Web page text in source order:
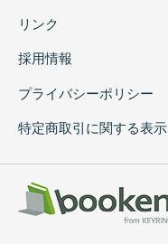
リンク
採用情報
プライバシーポリシー
特定商取引に関する表示